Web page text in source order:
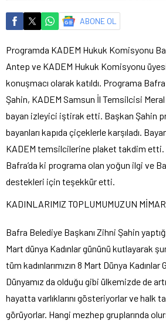
ABONE OL
Programda KADEM Hukuk Komisyonu
Antep ve KADEM Hukuk Komisyonu
konuşmacı olarak katıldı. Programa
Şahin, KADEM Samsun İl Temsilcisi Meral
bayan izleyici iştirak etti. Başkan Şahin
bayanları kapıda çiçeklerle karşıladı.
KADEM temsilcilerine plaket takdim
Bafra’da ki programa olan yoğun ilgi ve
destekleri için teşekkür etti.
KADINLARIMIZ TOPLUMUMUZUN
Bafra Belediye Başkanı Zihni Şahin
Mart dünya Kadınlar gününü kutlayarak
tüm kadınlarımızın 8 Mart Dünya
Dünyamız da olduğu gibi ülkemizde de
hayatta varlıklarını gösteriyorlar ve halk
görüyorlar. Hangi mezhep gruplarında